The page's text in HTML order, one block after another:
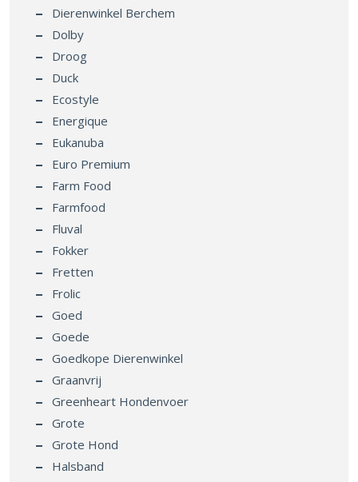
Dierenwinkel Berchem
Dolby
Droog
Duck
Ecostyle
Energique
Eukanuba
Euro Premium
Farm Food
Farmfood
Fluval
Fokker
Fretten
Frolic
Goed
Goede
Goedkope Dierenwinkel
Graanvrij
Greenheart Hondenvoer
Grote
Grote Hond
Halsband